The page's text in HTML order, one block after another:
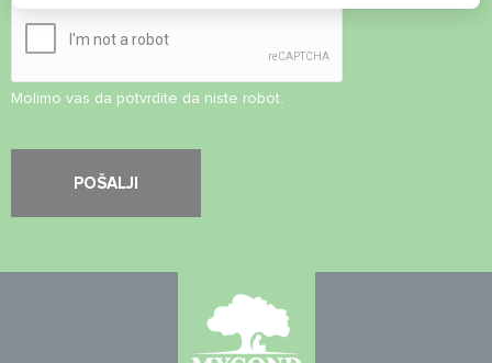
Molimo vas da potvrdite da niste robot.